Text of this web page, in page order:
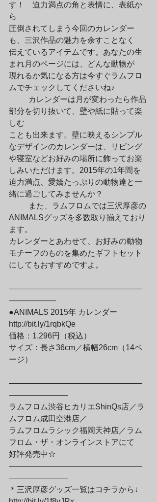
す！　迫力満点の角と表情に、表紙か
ら
圧倒されてしまう今回のカレンダー
も、三沢作品の魅力を余すことなく
伝えているアイテムです。あなたの生
まれ月のページには、どんな動物が
現れるか気になる方は今すぐラムフロ
ムでチェックしてくださいね♪
部分を切り抜いて、壁や紙に貼って楽
しむ
ことも出来ます。壁に映えるシンプル
なデザインのカレンダーは、リビング
や寝室などお好みの場所に飾ってお楽
しみいただけます。2015年の1年間を
迫力満点、愛嬌たっぷりの動物達と一
緒に過ごしてみませんか？
ANIMALSグッズを多数取り揃えており
ます。
カレンダーとあわせて、お好みの動物
モチーフのものを集めたギフトセット
にしてもおすすめですよ。
—————————————————
——————
●ANIMALS 2015年 カレンダー
http://bit.ly/1rqbkQe
価格：1,296円（税込）
サイズ：長さ36cm／横幅26cm（14ペ
ージ）
—————————————————
———————–
ラムフロム渋谷ヒカリエShinQs店／ラ
ムフロム成田空港店／
ラムフロムラシック福岡天神店／ラム
フロム・ザ・オンラインストアにて
好評発売中☆
—————————————————
———————–
＊三沢厚彦グッズ一覧はコチラから↓